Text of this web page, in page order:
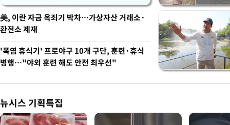
美, 이란 자금 옥죄기 박차…가상자산 거래소·
환전소 제재
'폭염 휴식기' 프로야구 10개 구단, 훈련·휴식
병행…"야외 훈련 해도 안전 최우선"
뉴시스 기획특집